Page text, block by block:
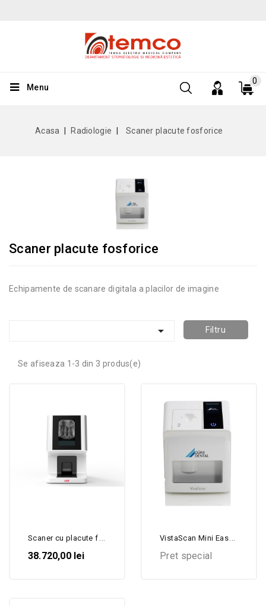
0
Menu
Acasa Radiologie Scaner placute fosforice
Scaner placute fosforice
Echipamente de scanare digitala a placilor de imagine
 Filtru
Se afiseaza 1-3 din 3 produs(e)
Scaner cu placute fosforice...
38.720,00 lei
VistaScan Mini Easy 2.0,...
Pret special